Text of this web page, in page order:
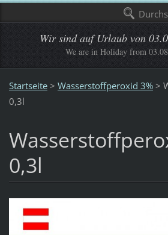
Wir sind auf Urlaub von
We are in Holiday from
Startseite > Wasserstoffperoxid 3% >
0,3l
0,3l